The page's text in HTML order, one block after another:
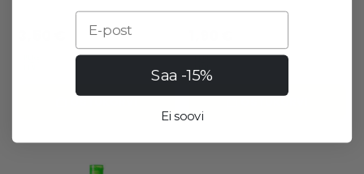
Hea valik
Saa -15%
Ei soovi